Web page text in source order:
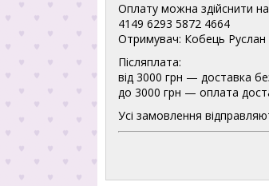
Оплату можна здійснити
4149 6293 5872 4664
Отримувач: Кобець
Післяплата:
від 3000 грн — доставка
до 3000 грн — оплата
Усі замовлення